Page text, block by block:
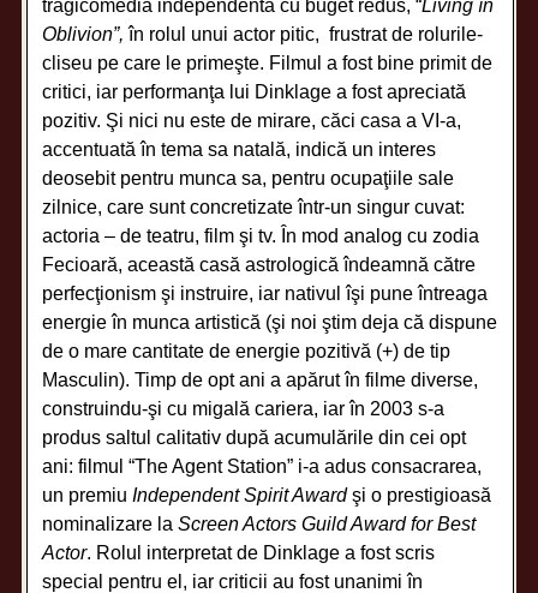
tragicomedia independentă cu buget redus, “Living în
Oblivion”, în rolul unui actor pitic, frustrat de rolurile-
cliseu pe care le primeşte. Filmul a fost bine primit de
critici, iar performanţa lui Dinklage a fost apreciată
pozitiv. Şi nici nu este de mirare, căci casa a VI-a,
accentuată în tema sa natală, indică un interes
deosebit pentru munca sa, pentru ocupaţiile sale
zilnice, care sunt concretizate într-un singur cuvat:
actoria – de teatru, film şi tv. În mod analog cu zodia
Fecioară, această casă astrologică îndeamnă către
perfecţionism şi instruire, iar nativul îşi pune întreaga
energie în munca artistică (şi noi ştim deja că dispune
de o mare cantitate de energie pozitivă (+) de tip
Masculin). Timp de opt ani a apărut în filme diverse,
construindu-şi cu migală cariera, iar în 2003 s-a
produs saltul calitativ după acumulările din cei opt
ani: filmul “The Agent Station” i-a adus consacrarea,
un premiuIndependent Spirit Awardşi o prestigioasă
nominalizare laScreen Actors Guild Award for Best
Actor. Rolul interpretat de Dinklage a fost scris
special pentru el, iar criticii au fost unanimi în